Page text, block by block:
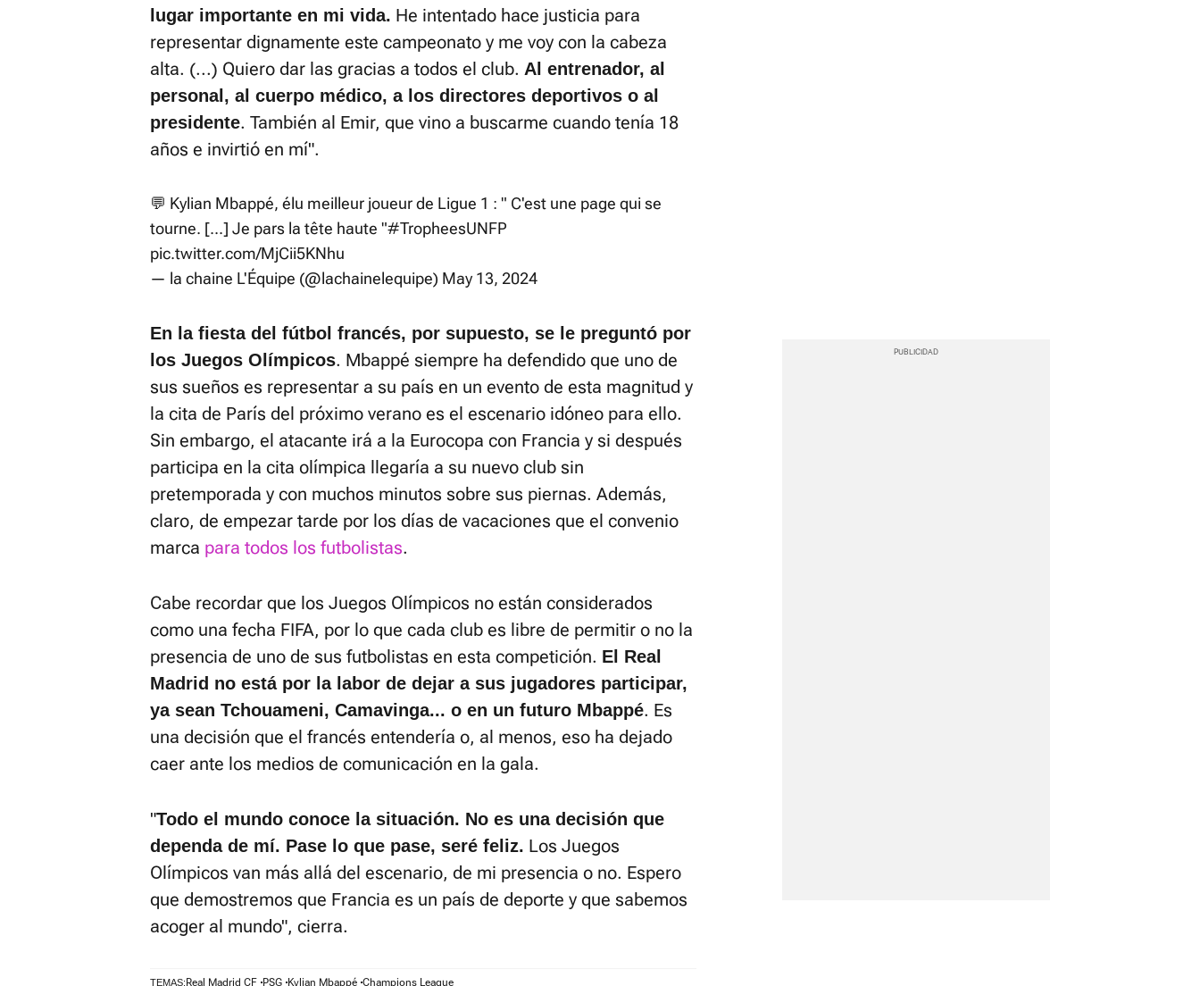
lugar importante en mi vida. He intentado hace justicia para
representar dignamente este campeonato y me voy con la cabeza
alta. (...) Quiero dar las gracias a todos el club. Al entrenador, al
personal, al cuerpo médico, a los directores deportivos o al
presidente. También al Emir, que vino a buscarme cuando tenía 18
años e invirtió en mí".
💬 Kylian Mbappé, élu meilleur joueur de Ligue 1 : " C'est une page qui se
tourne. [...] Je pars la tête haute "#TropheesUNFP
pic.twitter.com/MjCii5KNhu
— la chaine L'Équipe (@lachainelequipe) May 13, 2024
En la fiesta del fútbol francés, por supuesto, se le preguntó por
los Juegos Olímpicos. Mbappé siempre ha defendido que uno de
sus sueños es representar a su país en un evento de esta magnitud y
la cita de París del próximo verano es el escenario idóneo para ello.
Sin embargo, el atacante irá a la Eurocopa con Francia y si después
participa en la cita olímpica llegaría a su nuevo club sin
pretemporada y con muchos minutos sobre sus piernas. Además,
claro, de empezar tarde por los días de vacaciones que el convenio
marca para todos los futbolistas.
Cabe recordar que los Juegos Olímpicos no están considerados
como una fecha FIFA, por lo que cada club es libre de permitir o no la
presencia de uno de sus futbolistas en esta competición. El Real
Madrid no está por la labor de dejar a sus jugadores participar,
ya sean Tchouameni, Camavinga... o en un futuro Mbappé. Es
una decisión que el francés entendería o, al menos, eso ha dejado
caer ante los medios de comunicación en la gala.
"Todo el mundo conoce la situación. No es una decisión que
dependa de mí. Pase lo que pase, seré feliz. Los Juegos
Olímpicos van más allá del escenario, de mi presencia o no. Espero
que demostremos que Francia es un país de deporte y que sabemos
acoger al mundo", cierra.
TEMAS: Real Madrid CF PSG Kylian Mbappé Champions League